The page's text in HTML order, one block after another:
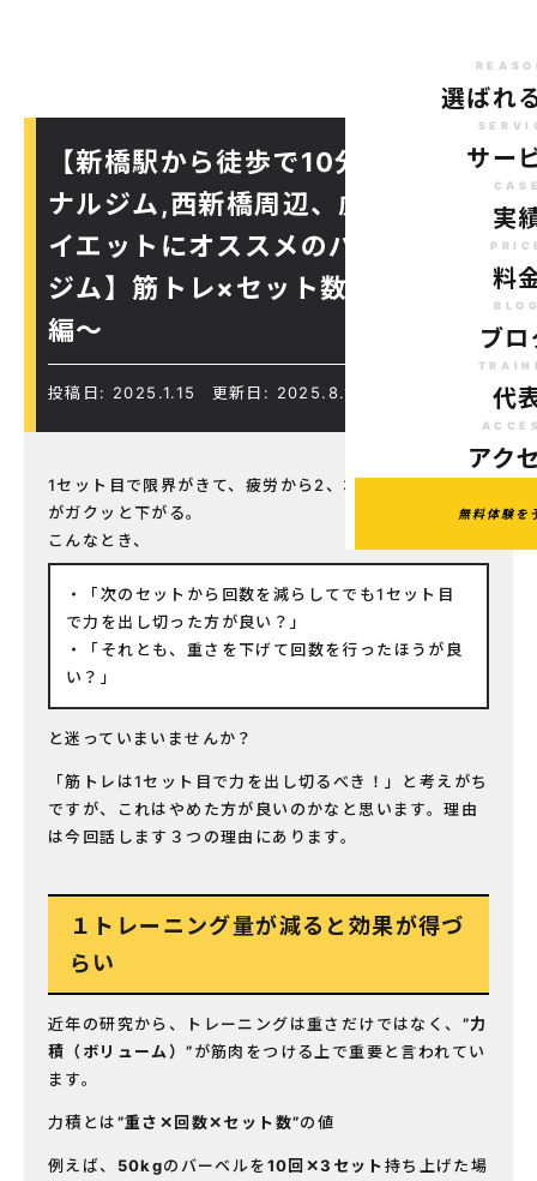
選ばれ
サー
実
料
ブロ
代
アク
無料体験を
【新橋駅から徒歩で10分のパーソ
ナルジム,西新橋周辺、虎ノ門駅ダ
イエットにオススメのパーソナル
ジム】筋トレ×セット数〜初心者
編〜
投稿日: 2025.1.15 更新日: 2025.8.18
1セット目で限界がきて、疲労から2、3セット目で回数
がガクッと下がる。
こんなとき、
「次のセットから回数を減らしてでも1セット目
で力を出し切った方が良い？」
「それとも、重さを下げて回数を行ったほうが良
い？」
と迷っていまいませんか？
「筋トレは1セット目で力を出し切るべき！」と考えがち
ですが、これはやめた方が良いのかなと思います。理由
は今回話します３つの理由にあります。
１トレーニング量が減ると効果が得づ
らい
近年の研究から、トレーニングは重さだけではなく、 ”力
積（ボリューム）”が筋肉をつける上で重要と言われてい
ます。
力積とは”重さ✕回数✕セット数”の値
例えば、 50kgのバーベルを10回✕3セット持ち上げた場